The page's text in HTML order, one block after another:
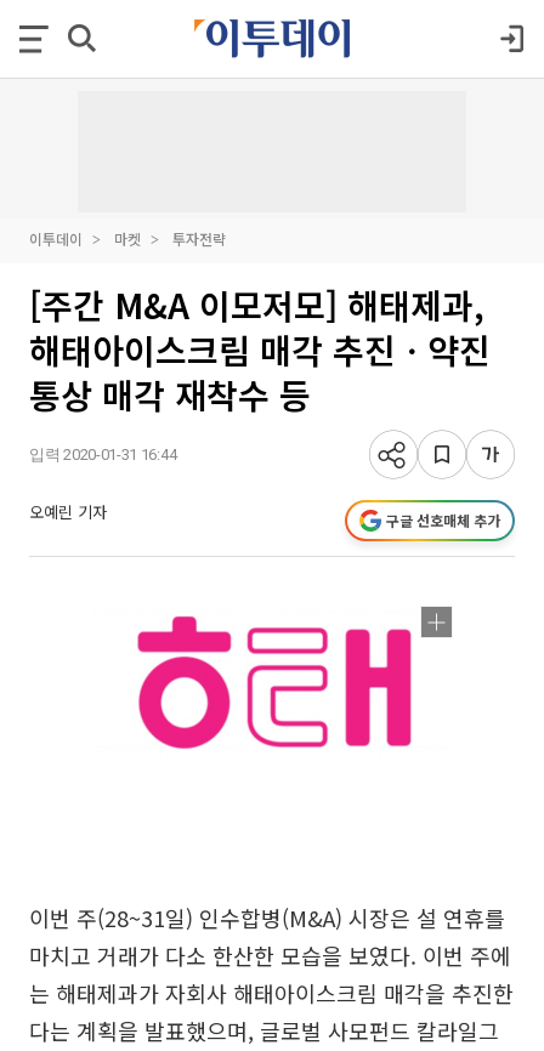
이투데이 마켓 투자전략
[주간 M&A 이모저모] 해태제과,
해태아이스크림 매각 추진ㆍ약진
통상 매각 재착수 등
입력 2020-01-31 16:44
오예린 기자 구글 선호매체 추가
이번 주(28~31일) 인수합병(M&A) 시장은 설 연휴를
마치고 거래가 다소 한산한 모습을 보였다. 이번 주에
는 해태제과가 자회사 해태아이스크림 매각을 추진한
다는 계획을 발표했으며, 글로벌 사모펀드 칼라일그